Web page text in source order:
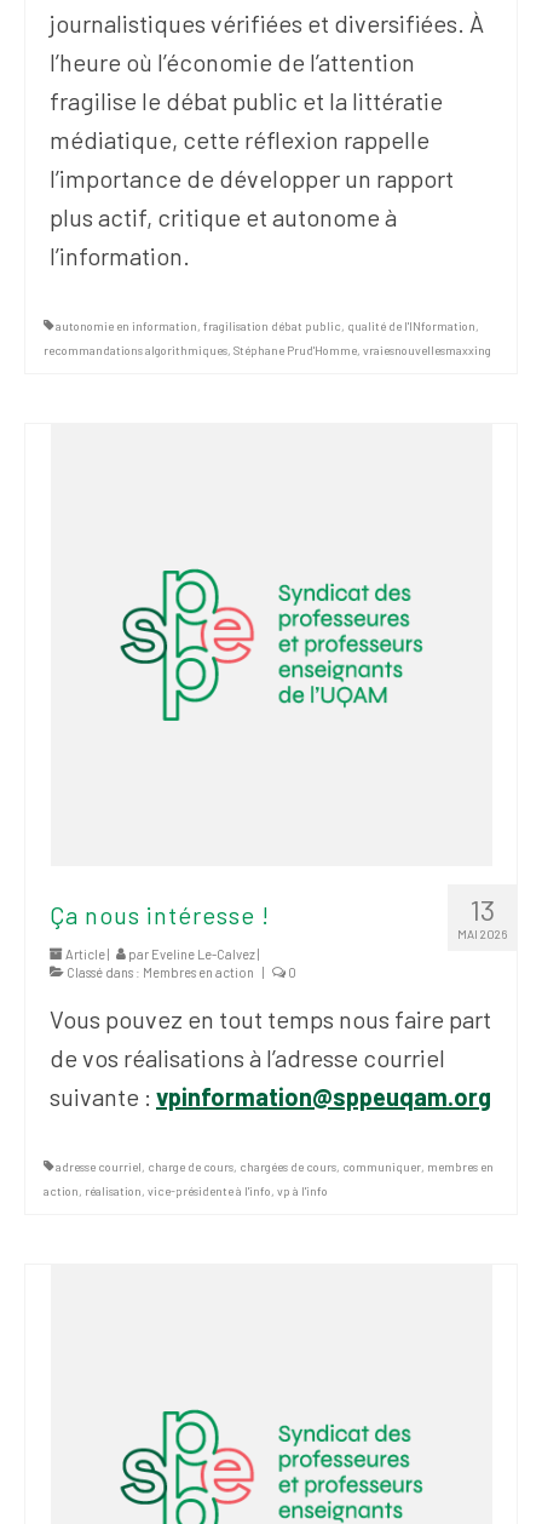
journalistiques vérifiées et diversifiées. À
l’heure où l’économie de l’attention
fragilise le débat public et la littératie
médiatique, cette réflexion rappelle
l’importance de développer un rapport
plus actif, critique et autonome à
l’information.
autonomie en information, fragilisation débat public, qualité de l'INformation,
recommandations algorithmiques, Stéphane Prud'Homme, vraiesnouvellesmaxxing
13
MAI 2026
Ça nous intéresse !
Article | par Eveline Le-Calvez|
Classé dans : Membres en action | 0
Vous pouvez en tout temps nous faire part
de vos réalisations à l’adresse courriel
suivante : vpinformation@sppeuqam.org
adresse courriel, charge de cours, chargées de cours, communiquer, membres en
action, réalisation, vice-présidente à l'info, vp à l'info